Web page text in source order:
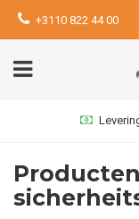
+3110 822 44 00